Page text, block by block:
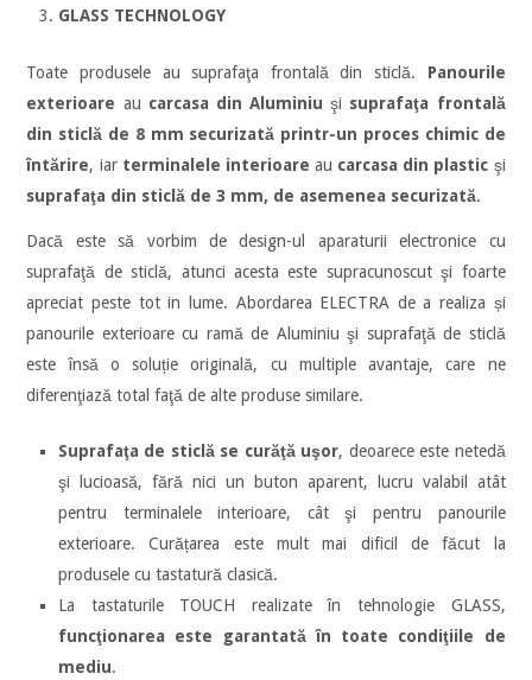
GLASS TECHNOLOGY
Toate produsele au suprafaţa frontală din sticlă. Panourile
exterioare au carcasa din Aluminiu şi suprafaţa frontală
din sticlă de 8 mm securizată printr-un proces chimic de
întărire, iarterminalele interioare au carcasa din plastic şi
suprafaţa din sticlă de 3 mm, de asemenea securizată.
Dacă este să vorbim de design-ul aparaturii electronice cu
suprafaţă de sticlă, atunci acesta este supracunoscut şi foarte
apreciat peste tot in lume. Abordarea ELECTRA de a realiza și
panourile exterioare cu ramă de Aluminiu şi suprafaţă de sticlă
este însă o soluție originală, cu multiple avantaje, care ne
diferenţiază total faţă de alte produse similare.
Suprafaţa de sticlă se curăţă uşor, deoarece este netedă
şi lucioasă, fără nici un buton aparent, lucru valabil atât
pentru terminalele interioare, cât şi pentru panourile
exterioare. Curățarea este mult mai dificil de făcut la
produsele cu tastatură clasică.
La tastaturile TOUCH realizate în tehnologie GLASS,
funcţionarea este garantată în toate condiţiile de
mediu.